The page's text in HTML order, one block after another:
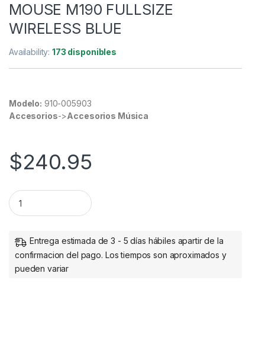
MOUSE M190 FULLSIZE
WIRELESS BLUE
Availability:173 disponibles
Modelo: 910-005903
Accesorios->Accesorios Música
$240.95
MOUSE M190 FULLSIZE WIRELESS BLUE quantity
Entrega estimada de 3 - 5 días hábiles apartir de la
confirmacion del pago. Los tiempos son aproximados y
pueden variar